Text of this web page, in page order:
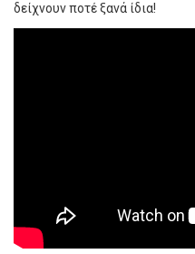
δείχνουν ποτέ ξανά ίδια!